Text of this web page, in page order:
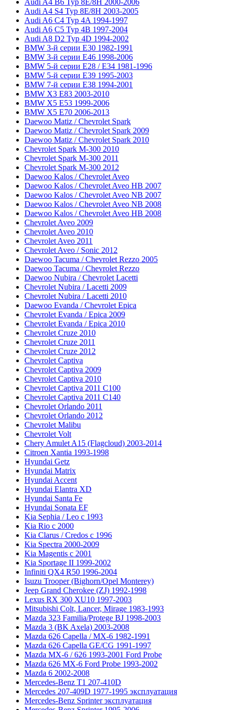
Audi A4 B6 Typ 8E/8H 2000-2006
Audi A4 S4 Typ 8E/8H 2003-2005
Audi A6 C4 Typ 4A 1994-1997
Audi A6 C5 Typ 4B 1997-2004
Audi A8 D2 Typ 4D 1994-2002
BMW 3-й серии E30 1982-1991
BMW 3-й серии E46 1998-2006
BMW 5-й серии E28 / E34 1981-1996
BMW 5-й серии E39 1995-2003
BMW 7-й серии E38 1994-2001
BMW X3 E83 2003-2010
BMW X5 E53 1999-2006
BMW X5 E70 2006-2013
Daewoo Matiz / Chevrolet Spark
Daewoo Matiz / Chevrolet Spark 2009
Daewoo Matiz / Chevrolet Spark 2010
Chevrolet Spark M-300 2010
Chevrolet Spark M-300 2011
Chevrolet Spark M-300 2012
Daewoo Kalos / Chevrolet Aveo
Daewoo Kalos / Chevrolet Aveo HB 2007
Daewoo Kalos / Chevrolet Aveo NB 2007
Daewoo Kalos / Chevrolet Aveo NB 2008
Daewoo Kalos / Chevrolet Aveo HB 2008
Chevrolet Aveo 2009
Chevrolet Aveo 2010
Chevrolet Aveo 2011
Chevrolet Aveo / Sonic 2012
Daewoo Tacuma / Chevrolet Rezzo 2005
Daewoo Tacuma / Chevrolet Rezzo
Daewoo Nubira / Chevrolet Lacetti
Chevrolet Nubira / Lacetti 2009
Chevrolet Nubira / Lacetti 2010
Daewoo Evanda / Chevrolet Epica
Chevrolet Evanda / Epica 2009
Chevrolet Evanda / Epica 2010
Chevrolet Cruze 2010
Chevrolet Cruze 2011
Chevrolet Cruze 2012
Chevrolet Captiva
Chevrolet Captiva 2009
Chevrolet Captiva 2010
Chevrolet Captiva 2011 C100
Chevrolet Captiva 2011 C140
Chevrolet Orlando 2011
Chevrolet Orlando 2012
Chevrolet Malibu
Chevrolet Volt
Chery Amulet A15 (Flagcloud) 2003-2014
Citroen Xantia 1993-1998
Hyundai Getz
Hyundai Matrix
Hyundai Accent
Hyundai Elantra XD
Hyundai Santa Fe
Hyundai Sonata EF
Kia Sephia / Leo с 1993
Kia Rio с 2000
Kia Clarus / Credos с 1996
Kia Spectra 2000-2009
Kia Magentis с 2001
Kia Sportage II 1999-2002
Infiniti QX4 R50 1996-2004
Isuzu Trooper (Bighorn/Opel Monterey)
Jeep Grand Cherokee (ZJ) 1992-1998
Lexus RX 300 XU10 1997-2003
Mitsubishi Colt, Lancer, Mirage 1983-1993
Mazda 323 Familia/Protege BJ 1998-2003
Mazda 3 (BK Axela) 2003-2008
Mazda 626 Capella / MX-6 1982-1991
Mazda 626 Capella GE/CG 1991-1997
Mazda MX-6 / 626 1993-2001 Ford Probe
Mazda 626 MX-6 Ford Probe 1993-2002
Mazda 6 2002-2008
Mercedes-Benz T1 207-410D
Mercedes 207-409D 1977-1995 эксплуатация
Mercedes-Benz Sprinter эксплуатация